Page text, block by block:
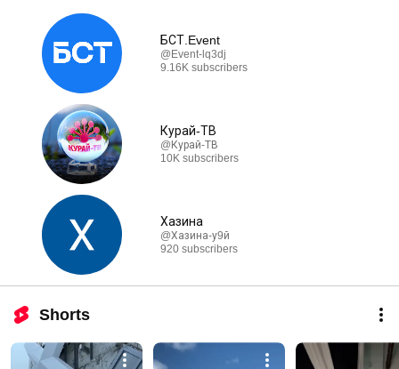
БСТ.Event
@Event-lq3dj
9.16K subscribers
Курай-ТВ
@Курай-ТВ
10K subscribers
Хазина
@Хазина-у9й
920 subscribers
Shorts